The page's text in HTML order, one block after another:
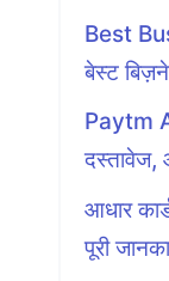
Best
बेस्ट
Paytm
दस्तावेज,
आधार
पूरी